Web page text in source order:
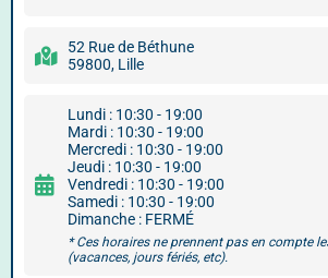
52 Rue de Béthune
59800, Lille
Lundi : 10:30 - 19:00
Mardi : 10:30 - 19:00
Mercredi : 10:30 - 19:00
Jeudi : 10:30 - 19:00
Vendredi : 10:30 - 19:00
Samedi : 10:30 - 19:00
Dimanche : FERMÉ
* Ces horaires ne prennent pas en compte
(vacances, jours fériés, etc).